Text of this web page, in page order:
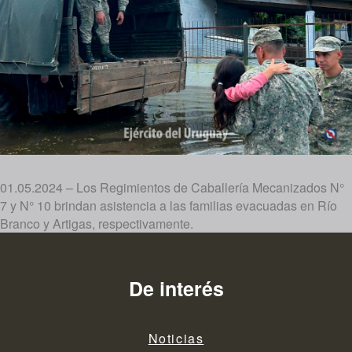
01.05.2024 – Los Regimientos de Caballería Mecanizados N°
7 y N° 10 brindan asistencia a las familias evacuadas en Río
Branco y Artigas, respectivamente.
De interés
Noticias